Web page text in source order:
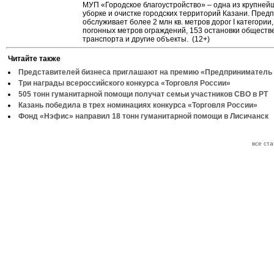
МУП «Городское благоустройство» – одна из
уборке и очистке городских территорий Казани.
обслуживает более 2 млн кв. метров дорог I
погонных метров ограждений, 153 остановки
транспорта и другие объекты. (12+)
Читайте также
Представителей бизнеса приглашают на премию «Предприниматель
Три награды всероссийского конкурса «Торговля России»
505 тонн гуманитарной помощи получат семьи участников СВО в РТ
Казань победила в трех номинациях конкурса «Торговля России»
Фонд «Нэфис» направил 18 тонн гуманитарной помощи в Лисичанск
все